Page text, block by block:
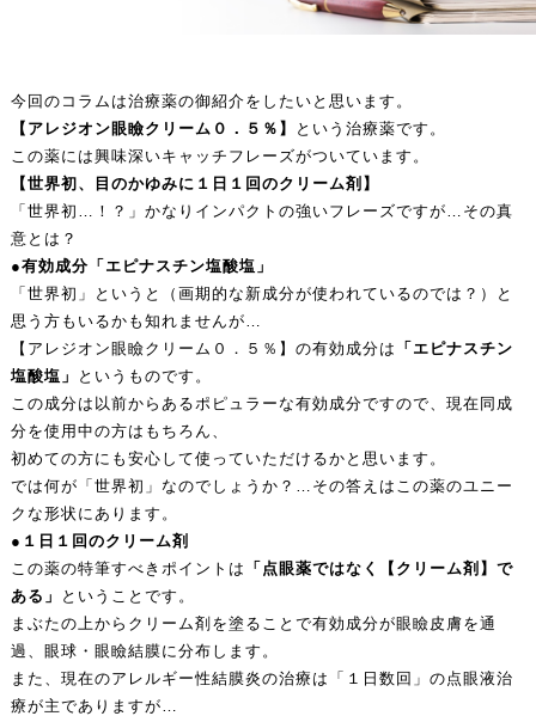
今回のコラムは治療薬の御紹介をしたいと思います。
【アレジオン眼瞼クリーム０．５％】
という治療薬です。
この薬には興味深いキャッチフレーズがついています。
【世界初、目のかゆみに１日１回のクリーム剤】
「世界初…！？」かなりインパクトの強いフレーズですが…その真
意とは？
●有効成分「エピナスチン塩酸塩」
「世界初」というと（画期的な新成分が使われているのでは？）と
思う方もいるかも知れませんが…
【アレジオン眼瞼クリーム０．５％】の有効成分は 「エピナスチン
塩酸塩」
というものです。
この成分は以前からあるポピュラーな有効成分ですので、現在同成
分を使用中の方はもちろん、
初めての方にも安心して使っていただけるかと思います。
では何が「世界初」なのでしょうか？…その答えはこの薬のユニー
クな形状にあります。
●１日１回のクリーム剤
この薬の特筆すべきポイントは 「点眼薬ではなく【クリーム剤】で
ある」
ということです。
まぶたの上からクリーム剤を塗ることで有効成分が眼瞼皮膚を通
過、眼球・眼瞼結膜に分布します。
また、現在のアレルギー性結膜炎の治療は「１日数回」の点眼液治
療が主でありますが…